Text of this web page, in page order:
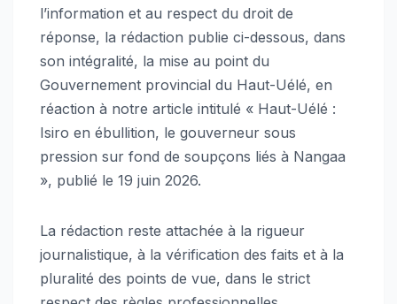
l’information et au respect du droit de
réponse, la rédaction publie ci-dessous, dans
son intégralité, la mise au point du
Gouvernement provincial du Haut-Uélé, en
réaction à notre article intitulé « Haut-Uélé :
Isiro en ébullition, le gouverneur sous
pression sur fond de soupçons liés à Nangaa
», publié le 19 juin 2026.
La rédaction reste attachée à la rigueur
journalistique, à la vérification des faits et à la
pluralité des points de vue, dans le strict